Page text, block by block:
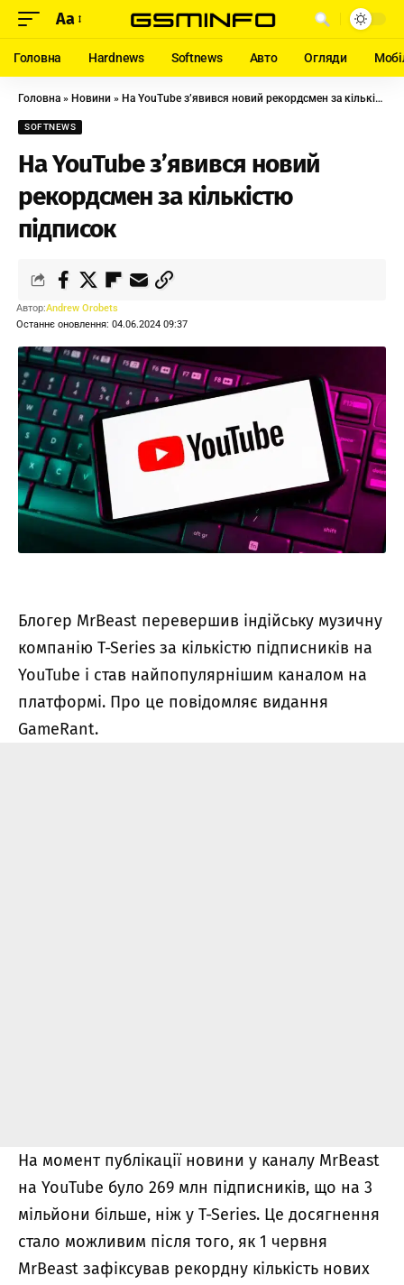
Aa
Головна Hardnews Softnews Авто Огляди
Головна » Новини » На YouTube з’явився новий рекордсмен за кількістю підписок
SOFTNEWS
На YouTube з’явився новий
рекордсмен за кількістю
підписок
Останнє оновлення: 04.06.2024 09:37
Автор:Andrew Orobets
Блогер MrBeast перевершив індійську музичну
компанію T-Series за кількістю підписників на
YouTube і став найпопулярнішим каналом на
платформі. Про це повідомляє видання
GameRant.
На момент публікації новини у каналу MrBeast
на YouTube було 269 млн підписників, що на 3
мільйони більше, ніж у T-Series. Це досягнення
стало можливим після того, як 1 червня
MrBeast зафіксував рекордну кількість нових